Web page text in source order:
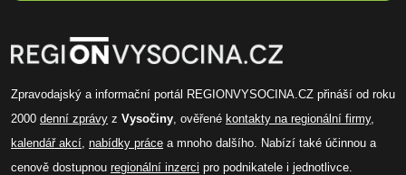
Zpravodajský a informační portál REGIONVYSOCINA.CZ přináší od roku
2000 denní zprávy z Vysočiny , ověřené kontakty na regionální firmy,
kalendář akcí nabídky práce a mnoho dalšího. Nabízí také účinnou a
cenově dostupnou regionální inzerci pro podnikatele i jednotlivce.